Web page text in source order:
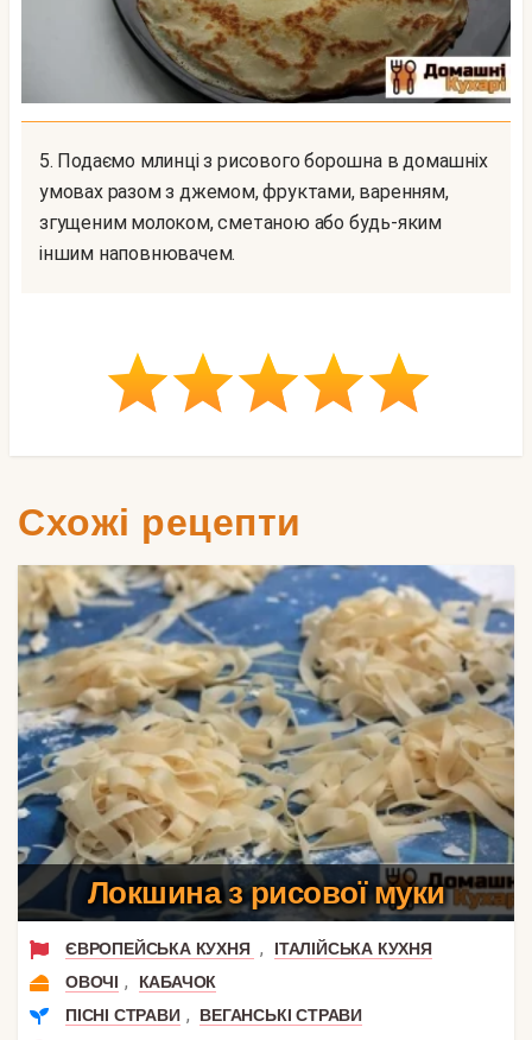
5. Подаємо млинці з рисового борошна в домашніх
умовах разом з джемом, фруктами, варенням,
згущеним молоком, сметаною або будь-яким
іншим наповнювачем.
Схожі рецепти
Локшина з рисової муки
ЄВРОПЕЙСЬКА КУХНЯ ,
ІТАЛІЙСЬКА КУХНЯ
ОВОЧІ ,
КАБАЧОК
ПІСНІ СТРАВИ ,
ВЕГАНСЬКІ СТРАВИ